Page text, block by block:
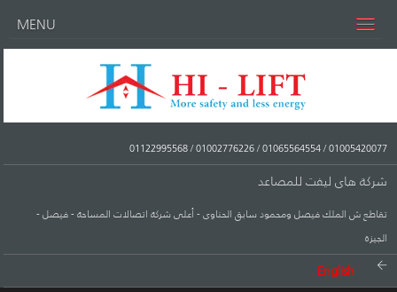
MENU
01005420077
/
01065564554
/
01002776226
/
01122995568
شركة هاى ليفت للمصاعد
تقاطع ش الملك فيصل ومحمود سابق الحناوى - أعلى شركة اتصالات المساحة - فيصل -
الجيزة
English